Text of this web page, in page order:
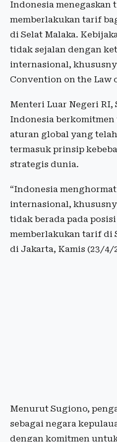
Indonesia menegaskan
memberlakukan tarif
di Selat Malaka.
tidak sejalan dengan
internasional,
Convention on the Law
Menteri Luar Negeri RI,
Indonesia
aturan global yang
termasuk prinsip
strategis dunia.
“Indonesia
internasional,
tidak berada pada
memberlakukan tarif di
di Jakarta, Kamis (23/4/
Menurut Sugiono,
sebagai negara
dengan komitmen